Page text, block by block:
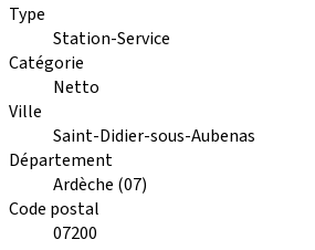
Type
Station-Service
Catégorie
Netto
Ville
Saint-Didier-sous-Aubenas
Département
Ardèche (07)
Code postal
07200